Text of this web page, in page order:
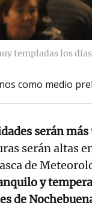
templadas los días
como medio
serán
serán altas
de
y
de